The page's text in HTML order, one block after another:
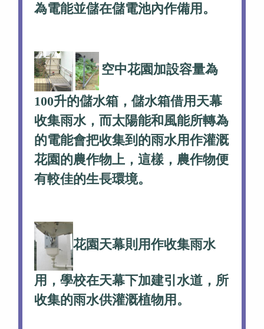
為電能並儲在儲電池內作備用。
空中花園加設容量為
100升的儲水箱，儲水箱借用天幕
收集雨水，而太陽能和風能所轉為
的電能會把收集到的雨水用作灌溉
花園的農作物上，這樣，農作物便
有較佳的生長環境。
花園天幕則用作收集雨水
用，學校在天幕下加建引水道，所
收集的雨水供灌溉植物用。